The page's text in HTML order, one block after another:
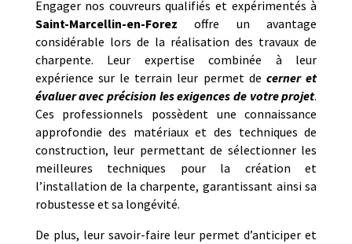
Engager nos couvreurs qualifiés et expérimentés à
Saint-Marcellin-en-Forez offre un avantage
considérable lors de la réalisation des travaux de
charpente. Leur expertise combinée à leur
expérience sur le terrain leur permet decerner et
évaluer avec précision les exigences de votre projet.
Ces professionnels possèdent une connaissance
approfondie des matériaux et des techniques de
construction, leur permettant de sélectionner les
meilleures techniques pour la création et
l’installation de la charpente, garantissant ainsi sa
robustesse et sa longévité.
De plus, leur savoir-faire leur permet d’anticiper et